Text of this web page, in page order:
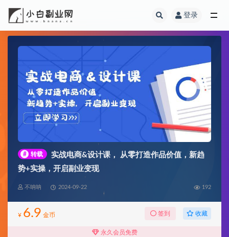
登录
# 转载
实战电商&设计课， 从零打造作品价值，新趋
势+实操，开启副业变现
不呐呐 2024-09-22 192
¥ 6.9 金币 签到 收藏
永久会员免费